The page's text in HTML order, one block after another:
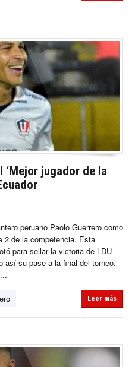
‘Mejor jugador de la
peruano Paolo Guerrero como
2 de la competencia. Esta
para sellar la victoria de LDU
así su pase a la final del torneo.
Leer más